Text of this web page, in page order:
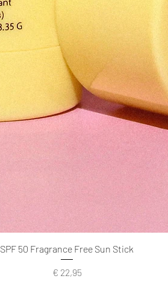
SPF 50 Fragrance Free Sun Stick
Prijs
€ 22,95